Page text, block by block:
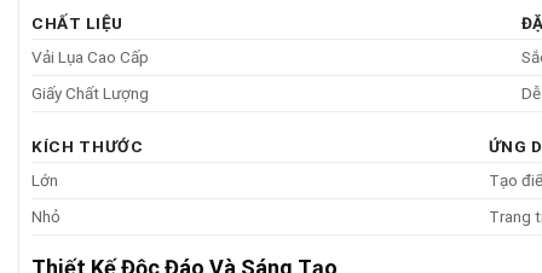
CHẤT LIỆU
Vải Lụa Cao Cấp
Giấy Chất Lượng
KÍCH THƯỚC
ỨNG
Lớn
Tạo
Nhỏ
Trang